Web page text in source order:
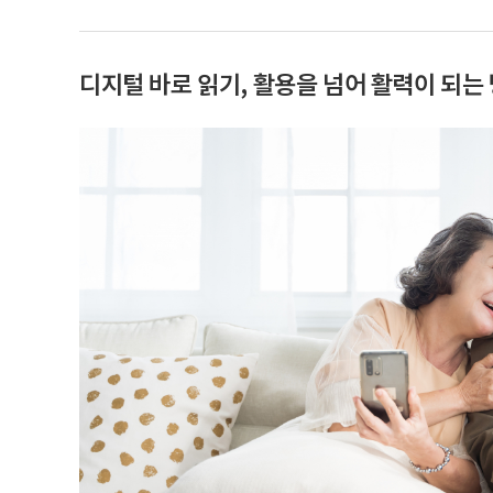
디지털 바로 읽기, 활용을 넘어 활력이 되는